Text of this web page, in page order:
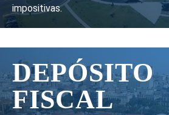
impositivas.
DEPÓSITO
FISCAL